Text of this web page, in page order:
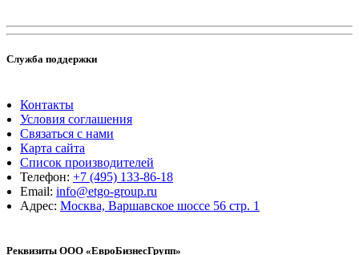
Служба поддержки
Контакты
Условия соглашения
Связаться с нами
Карта сайта
Список производителей
Телефон: +7 (495) 133-86-18
Email: info@etgo-group.ru
Адрес: Москва, Варшавское шоссе 56 стр. 1
Реквизиты ООО «ЕвроБизнесГрупп»